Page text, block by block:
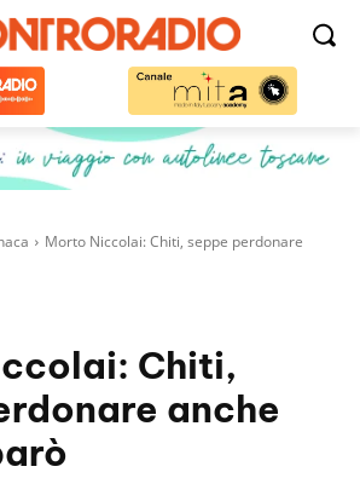
Morto Niccolai: Chiti, seppe perdonare
Chiti,
anche